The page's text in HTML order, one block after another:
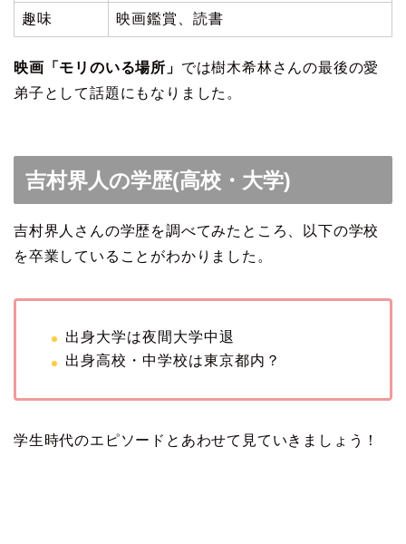
趣味 映画鑑賞、読書
映画「モリのいる場所」 では樹木希林さんの最後の愛
弟子として話題にもなりました。
吉村界人の学歴(高校・大学)
吉村界人さんの学歴を調べてみたところ、以下の学校
を卒業していることがわかりました。
出身大学は夜間大学中退
出身高校・中学校は東京都内？
学生時代のエピソードとあわせて見ていきましょう！